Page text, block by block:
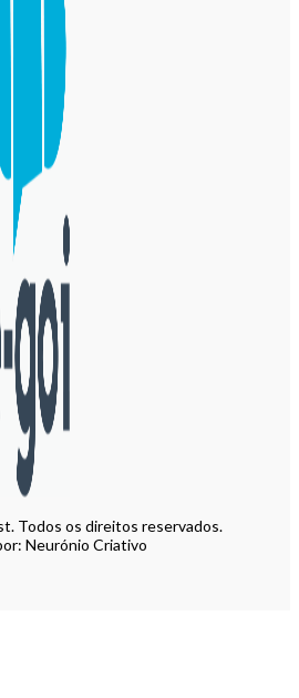
Todos os direitos reservados.
Neurónio Criativo